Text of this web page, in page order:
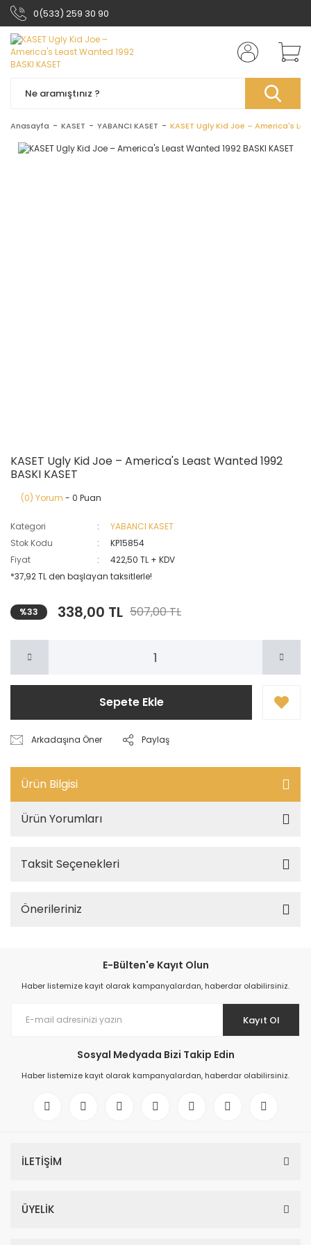
0(533) 259 30 90
Anasayfa KASET YABANCI KASET KASET Ugly Kid Joe ‎– America's
KASET Ugly Kid Joe ‎– America's Least Wanted 1992
BASKI KASET
(0) Yorum - 0 Puan
Kategori
YABANCI KASET
Stok Kodu
KP15854
Fiyat
422,50 TL + KDV
*37,92 TL den başlayan taksitlerle!
%33 338,00 TL 507,00 TL
Sepete Ekle
Arkadaşına Öner Paylaş
Ürün Bilgisi
Ürün Yorumları
Taksit Seçenekleri
Önerileriniz
E-Bülten'e Kayıt Olun
Haber listemize kayıt olarak kampanyalardan, haberdar olabilirsiniz.
Kayıt Ol
Sosyal Medyada Bizi Takip Edin
Haber listemize kayıt olarak kampanyalardan, haberdar olabilirsiniz.
İLETİŞİM
ÜYELİK